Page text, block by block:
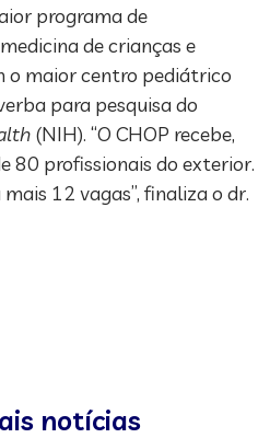
programa de
de crianças e
o maior centro pediátrico
para pesquisa do
(NIH). “O CHOP recebe,
80 profissionais do exterior.
12 vagas”, finaliza o dr.
notícias